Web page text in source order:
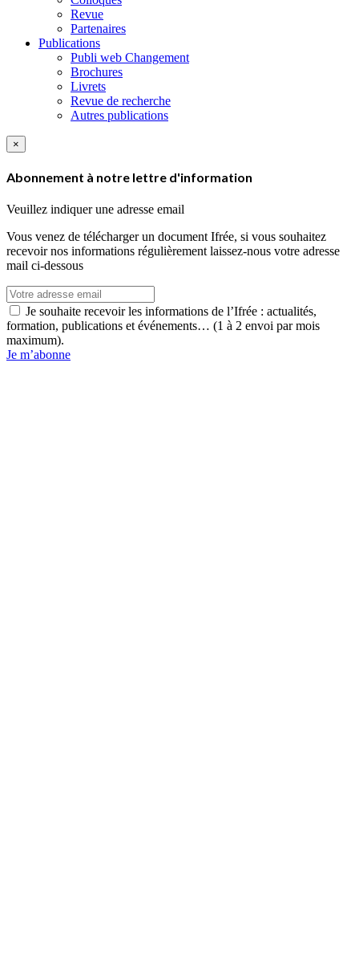
Revue
Partenaires
Publications
Publi web Changement
Brochures
Livrets
Revue de recherche
Autres publications
×
Abonnement à notre lettre d'information
Veuillez indiquer une adresse email
Vous venez de télécharger un document Ifrée, si vous souhaitez
recevoir nos informations régulièrement laissez-nous votre adresse
mail ci-dessous
Je souhaite recevoir les informations de l’Ifrée : actualités,
formation, publications et événements… (1 à 2 envoi par mois
maximum).
Je m’abonne